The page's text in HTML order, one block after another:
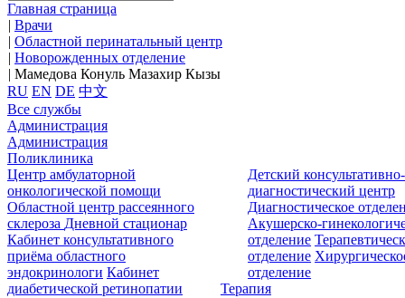
Главная страница
| Врачи
| Областной перинатальный центр
| Новорожденных отделение
| Мамедова Конуль Мазахир Кызы
RU EN DE 中文
Все службы
Администрация
Администрация
Поликлиника
Центр амбулаторной
онкологической помощи
Областной центр рассеянного
склероза Дневной стационар
Кабинет консультативного
приёма областного
эндокринологи Кабинет
диабетической ретинопатии
Детский консультативно-
диагностический центр
Диагностическое
Акушерско-
отделение
отделение
отделение
Терапия